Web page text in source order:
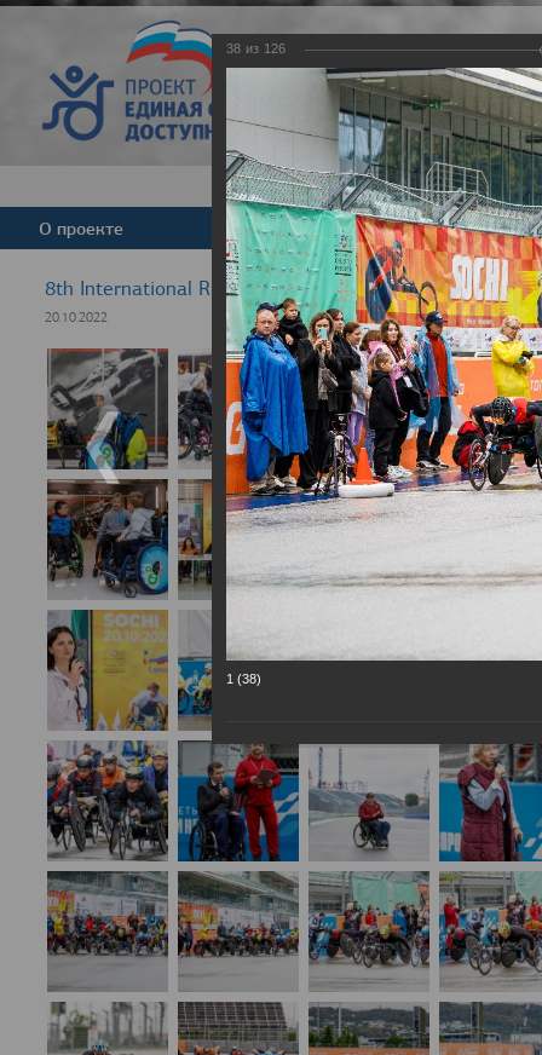
Версия для
О проекте Команда Новости
8th International Rezept-Sport Wheelchair Half
20.10.2022
38 из 126
1 (38)